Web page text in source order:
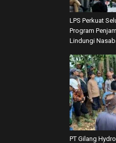
LPS Perkuat
Program
Lindungi
PT Gilang